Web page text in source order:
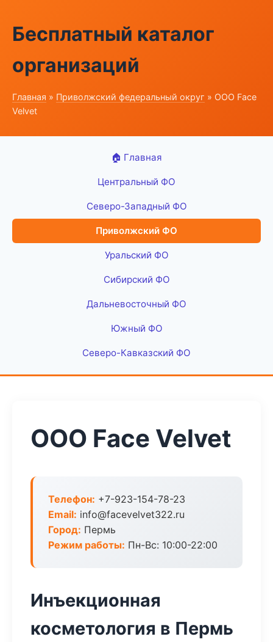
Бесплатный каталог
организаций
Главная » Приволжский федеральный округ » ООО Face
Velvet
🏠 Главная
Центральный ФО
Северо-Западный ФО
Приволжский ФО
Уральский ФО
Сибирский ФО
Дальневосточный ФО
Южный ФО
Северо-Кавказский ФО
ООО Face Velvet
Телефон: +7-923-154-78-23
Email: info@facevelvet322.ru
Город: Пермь
Режим работы: Пн-Вс: 10:00-22:00
Инъекционная
косметология в Пермь